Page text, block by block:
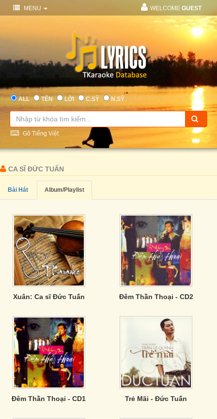
MENU WELCOME GUEST
ALL TÊN LỜI C.SỸ N.SỸ
Gõ Tiếng Việt
CA SĨ ĐỨC TUẤN
Bài Hát Album/Playlist
Xuân: Ca sĩ Đức Tuấn Đêm Thần Thoại - CD2
Đêm Thần Thoại - CD1 Trẻ Mãi - Đức Tuấn